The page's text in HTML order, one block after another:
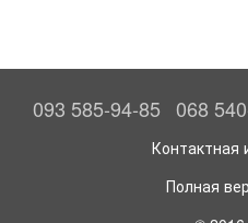
093 585-94-85 068
Контактная
Полная